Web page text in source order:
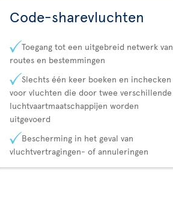
Code-sharevluchten
Toegang tot een uitgebreid netwerk van
routes en bestemmingen
Slechts één keer boeken en inchecken
voor vluchten die door twee verschillende
luchtvaartmaatschappijen worden
uitgevoerd
Bescherming in het geval van
vluchtvertragingen- of annuleringen